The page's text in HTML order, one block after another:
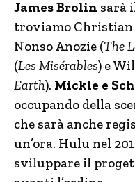
James Brolin sarà
troviamo Christian
Nonso Anozie (The
(Les Misérables) e
Earth). Mickle e
occupando della
che sarà anche
un’ora. Hulu nel
sviluppare il